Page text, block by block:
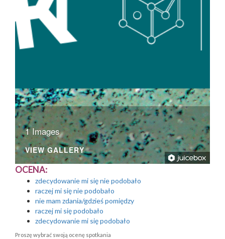
1 Images
VIEW GALLERY
OCENA:
zdecydowanie mi się nie podobało
raczej mi się nie podobało
nie mam zdania/gdzieś pomiędzy
raczej mi się podobało
zdecydowanie mi się podobało
Proszę wybrać swoją ocenę spotkania